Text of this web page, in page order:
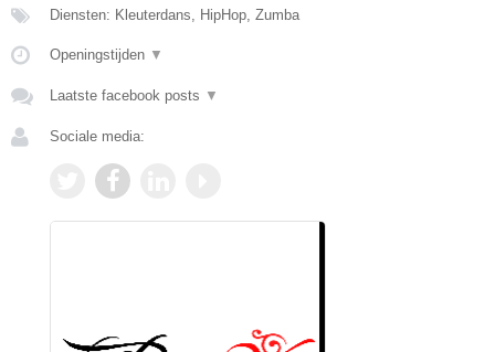
Diensten: Kleuterdans, HipHop, Zumba
Openingstijden ▼
Laatste facebook posts ▼
Sociale media: